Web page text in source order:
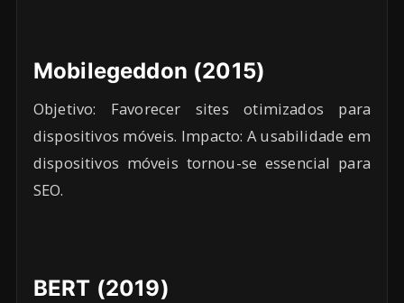
Mobilegeddon (2015)
Objetivo: Favorecer sites otimizados para
dispositivos móveis. Impacto: A usabilidade em
dispositivos móveis tornou-se essencial para
SEO.
BERT (2019)